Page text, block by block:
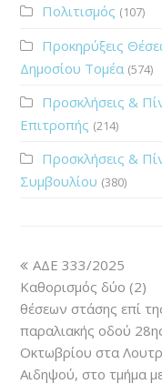
Πολιτισμός (107)
Προκηρύξεις
Δημοσίου Τομέα (574)
Προσκλήσεις &
Επιτροπής (214)
Προσκλήσεις &
Συμβουλίου (380)
ΑΔΕ 333/2025
Καθορισμός δύο (2)
θέσεων στάσης επί
παραλιακής οδού
Οκτωβρίου στα
Αιδηψού, στο τμήμα